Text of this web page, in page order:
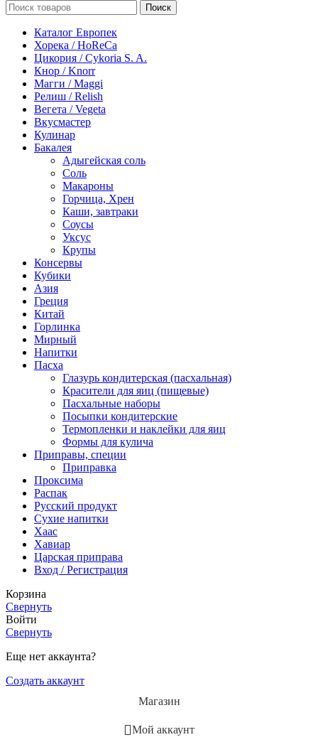
Поиск
Каталог Европек
Хорека / HoReCa
Цикория / Cykoria S. A.
Кнор / Knorr
Магги / Maggi
Релиш / Relish
Вегета / Vegeta
Вкусмастер
Кулинар
Бакалея
Адыгейская соль
Соль
Макароны
Горчица, Хрен
Каши, завтраки
Соусы
Уксус
Крупы
Консервы
Кубики
Азия
Греция
Китай
Горлинка
Мирный
Напитки
Пасха
Глазурь кондитерская (пасхальная)
Красители для яиц (пищевые)
Пасхальные наборы
Посыпки кондитерские
Термопленки и наклейки для яиц
Формы для кулича
Приправы, специи
Приправка
Проксима
Распак
Русский продукт
Сухие напитки
Хаас
Хавиар
Царская приправа
Вход / Регистрация
Корзина
Свернуть
Войти
Свернуть
Еще нет аккаунта?
Создать аккаунт
Магазин
Мой аккаунт